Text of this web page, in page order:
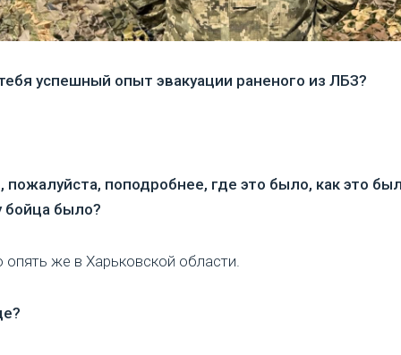
успешный опыт эвакуации раненого из ЛБЗ?
пожалуйста, поподробнее, где это было, как это
бойца было?
же в Харьковской области.